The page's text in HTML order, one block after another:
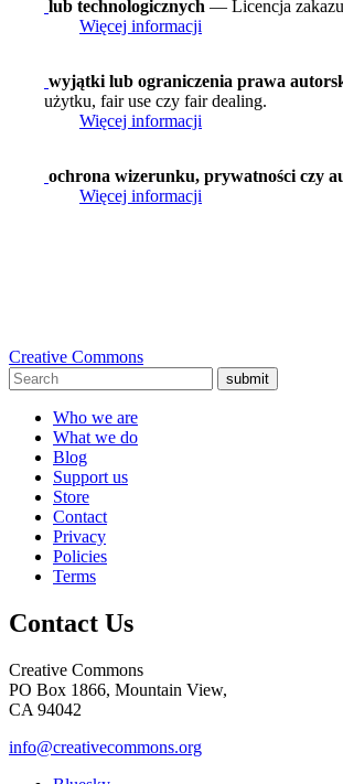
lub technologicznych — Licencja
Więcej informacji
wyjątki lub ograniczenia prawa
użytku, fair use czy fair dealing.
Więcej informacji
ochrona wizerunku, prywatności czy
Więcej informacji
Creative Commons
submit
Who we are
What we do
Blog
Support us
Store
Contact
Privacy
Policies
Terms
Contact Us
Creative Commons
PO Box 1866, Mountain View,
CA 94042
info@creativecommons.org